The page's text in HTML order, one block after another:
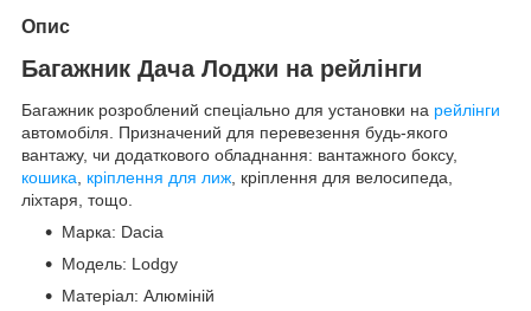
Опис
Багажник Дача Лоджи на рейлінги
Багажник розроблений спеціально для установки на рейлінги
автомобіля. Призначений для перевезення будь-якого
вантажу, чи додаткового обладнання: вантажного боксу,
кошика, кріплення для лиж, кріплення для велосипеда,
ліхтаря, тощо.
Марка: Dacia
Модель: Lodgy
Матеріал: Алюміній